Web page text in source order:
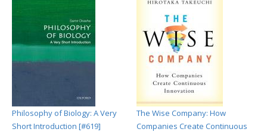
Philosophy of Biology: A Very
Short Introduction [#619]
The Wise Company: How
Companies Create Continuous